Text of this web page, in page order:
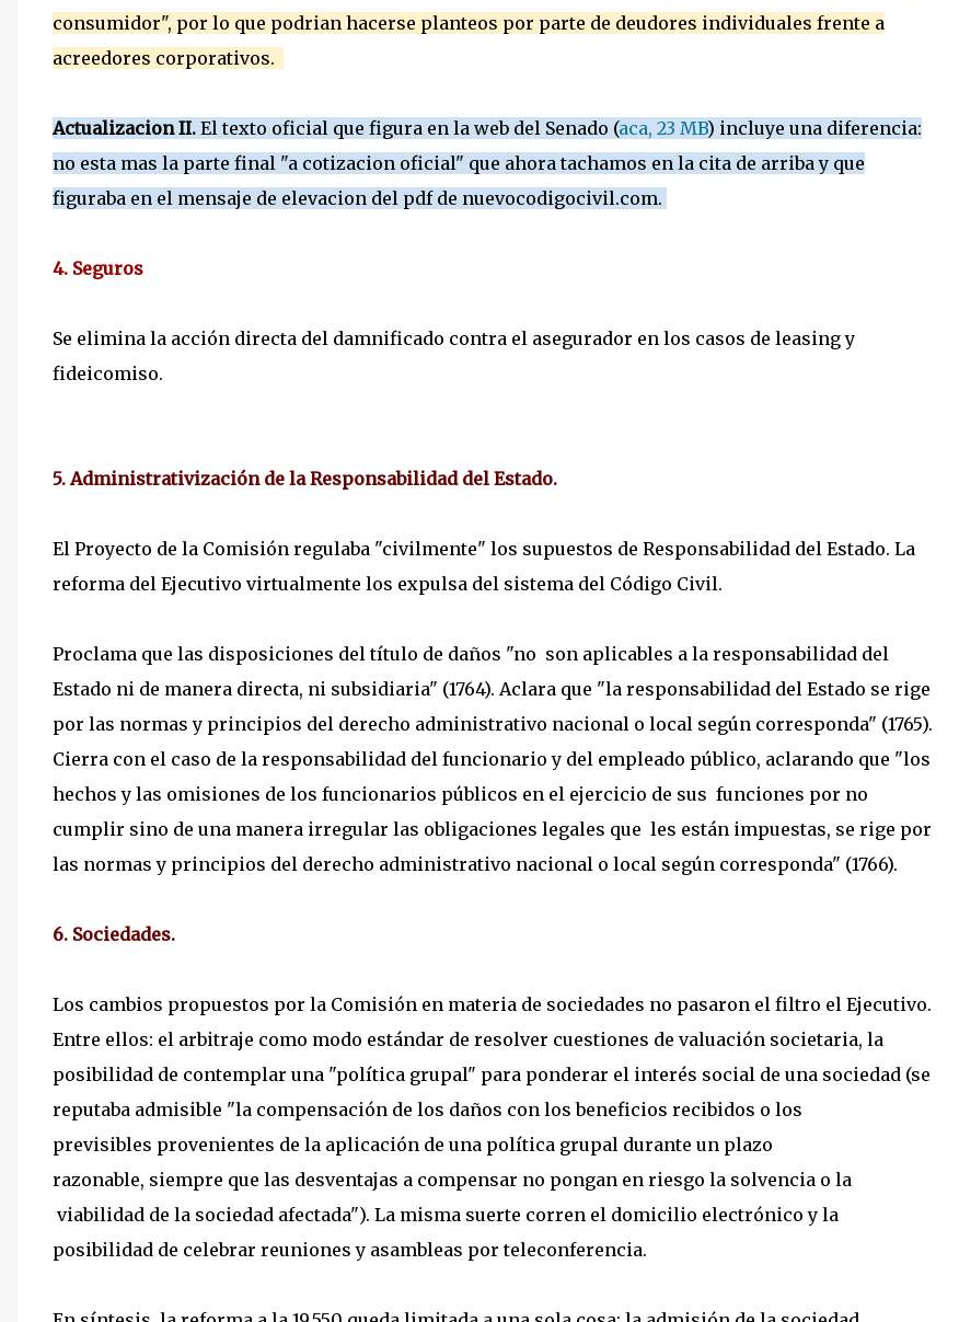
consumidor", por lo que podrian hacerse planteos por parte de deudores individuales frente a
acreedores corporativos.
Actualizacion II. El texto oficial que figura en la web del Senado (aca, 23 MB) incluye una diferencia:
no esta mas la parte final "a cotizacion oficial" que ahora tachamos en la cita de arriba y que
figuraba en el mensaje de elevacion del pdf de nuevocodigocivil.com.
4. Seguros
Se elimina la acción directa del damnificado contra el asegurador en los casos de leasing y
fideicomiso.
5. Administrativización de la Responsabilidad del Estado.
El Proyecto de la Comisión regulaba "civilmente" los supuestos de Responsabilidad del Estado. La
reforma del Ejecutivo virtualmente los expulsa del sistema del Código Civil.
Proclama que las disposiciones del título de daños "no son aplicables a la responsabilidad del
Estado ni de manera directa, ni subsidiaria" (1764). Aclara que "la responsabilidad del Estado se rige
por las normas y principios del derecho administrativo nacional o local según corresponda" (1765).
Cierra con el caso de la responsabilidad del funcionario y del empleado público, aclarando que "los
hechos y las omisiones de los funcionarios públicos en el ejercicio de sus funciones por no
cumplir sino de una manera irregular las obligaciones legales que les están impuestas, se rige por
las normas y principios del derecho administrativo nacional o local según corresponda" (1766).
6. Sociedades.
Los cambios propuestos por la Comisión en materia de sociedades no pasaron el filtro el Ejecutivo.
Entre ellos: el arbitraje como modo estándar de resolver cuestiones de valuación societaria, la
posibilidad de contemplar una "política grupal" para ponderar el interés social de una sociedad (se
reputaba admisible "la compensación de los daños con los beneficios recibidos o los
previsibles provenientes de la aplicación de una política grupal durante un plazo
razonable, siempre que las desventajas a compensar no pongan en riesgo la solvencia o la
viabilidad de la sociedad afectada"). La misma suerte corren el domicilio electrónico y la
posibilidad de celebrar reuniones y asambleas por teleconferencia.